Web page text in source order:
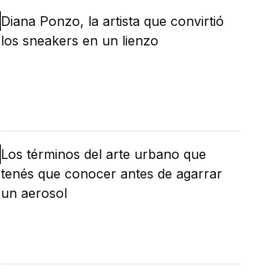
Diana Ponzo, la artista que convirtió
los sneakers en un lienzo
Los términos del arte urbano que
tenés que conocer antes de agarrar
un aerosol